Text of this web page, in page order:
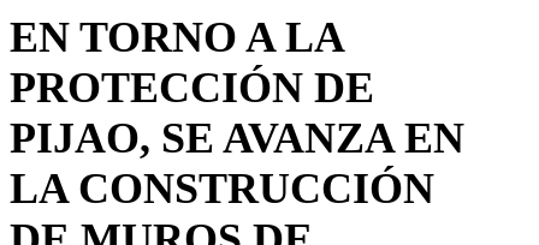
EN TORNO A LA
PROTECCIÓN DE
PIJAO, SE AVANZA EN
LA CONSTRUCCIÓN